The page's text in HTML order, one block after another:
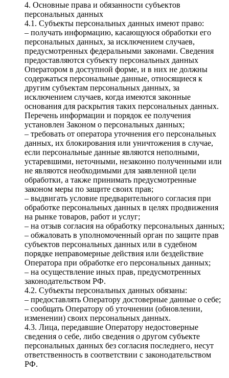
4. Основные права и обязанности субъектов
персональных данных
4.1. Субъекты персональных данных имеют право:
– получать информацию, касающуюся обработки его
персональных данных, за исключением случаев,
предусмотренных федеральными законами. Сведения
предоставляются субъекту персональных данных
Оператором в доступной форме, и в них не должны
содержаться персональные данные, относящиеся к
другим субъектам персональных данных, за
исключением случаев, когда имеются законные
основания для раскрытия таких персональных данных.
Перечень информации и порядок ее получения
установлен Законом о персональных данных;
– требовать от оператора уточнения его персональных
данных, их блокирования или уничтожения в случае,
если персональные данные являются неполными,
устаревшими, неточными, незаконно полученными или
не являются необходимыми для заявленной цели
обработки, а также принимать предусмотренные
законом меры по защите своих прав;
– выдвигать условие предварительного согласия при
обработке персональных данных в целях продвижения
на рынке товаров, работ и услуг;
– на отзыв согласия на обработку персональных данных;
– обжаловать в уполномоченный орган по защите прав
субъектов персональных данных или в судебном
порядке неправомерные действия или бездействие
Оператора при обработке его персональных данных;
– на осуществление иных прав, предусмотренных
законодательством РФ.
4.2. Субъекты персональных данных обязаны:
– предоставлять Оператору достоверные данные о себе;
– сообщать Оператору об уточнении (обновлении,
изменении) своих персональных данных.
4.3. Лица, передавшие Оператору недостоверные
сведения о себе, либо сведения о другом субъекте
персональных данных без согласия последнего, несут
ответственность в соответствии с законодательством
РФ.